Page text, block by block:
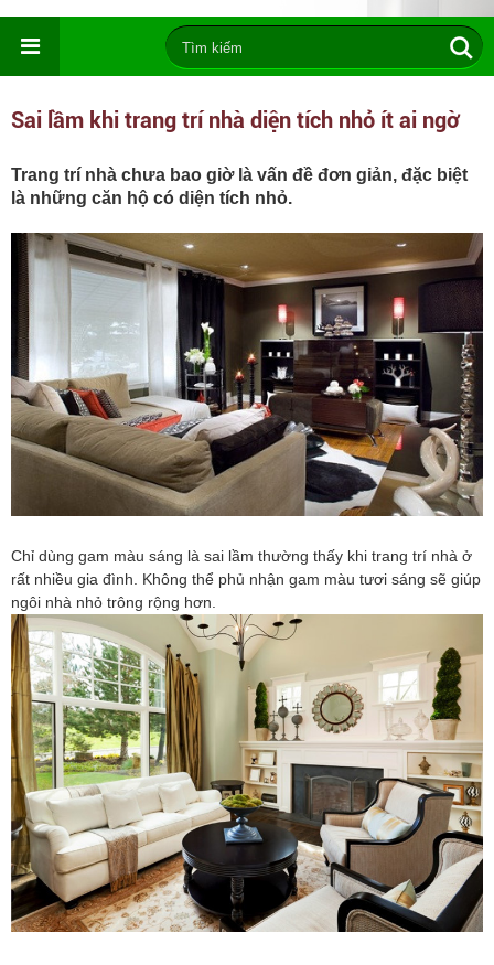
Sai lầm khi trang trí nhà diện tích nhỏ ít ai ngờ
Trang trí nhà chưa bao giờ là vấn đề đơn giản, đặc biệt
là những căn hộ có diện tích nhỏ.
Chỉ dùng gam màu sáng là sai lầm thường thấy khi trang trí nhà ở
rất nhiều gia đình. Không thể phủ nhận gam màu tươi sáng sẽ giúp
ngôi nhà nhỏ trông rộng hơn.